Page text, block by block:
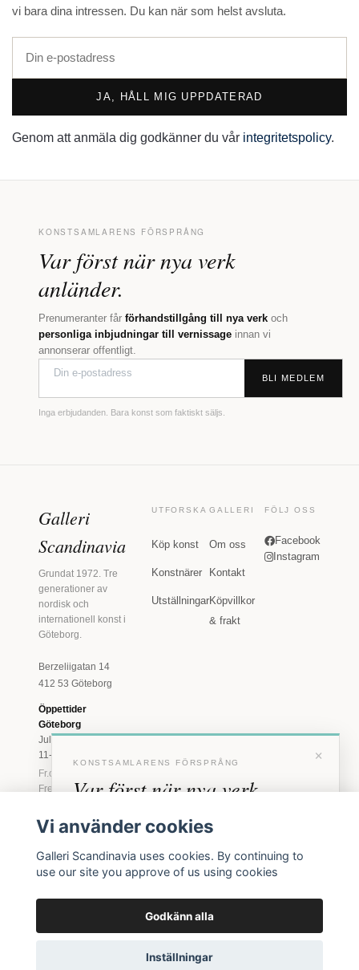
vi bara dina intressen. Du kan när som helst avsluta.
JA, HÅLL MIG UPPDATERAD
Genom att anmäla dig godkänner du vår integritetspolicy.
KONSTSAMLARENS FÖRSPRÅNG
Var först när nya verk
anländer.
Prenumeranter får förhandstillgång till nya verk och
personliga inbjudningar till vernissage innan vi
annonserar offentligt.
BLI MEDLEM
Inga erbjudanden. Bara konst som faktiskt säljs.
Galleri
Scandinavia
Grundat 1972. Tre
generationer av
nordisk och
internationell konst i
Göteborg.
Berzeliigatan 14
412 53 Göteborg
Öppettider
Göteborg
Juli: Tis 11-18 · Lör
11-16
Fr.o.m. augusti: Tis-
Fre 11-18 · Lör 11-
Marstrand
2026
Tis-Fre 11-18 ·
UTFORSKA
Köp konst
Konstnärer
Utställningar
GALLERI
Om oss
Kontakt
Köpvillkor
& frakt
FÖLJ OSS
Facebook
Instagram
×
KONSTSAMLARENS FÖRSPRÅNG
Var först när nya verk
anländer
inbjudningar till vernissage, innan vi annonserar
offentligt.
Inga erbjudanden. Bara konst som faktiskt säljs.
Vi använder cookies
Galleri Scandinavia uses cookies. By continuing to
use our site you approve of us using cookies
Godkänn alla
Inställningar